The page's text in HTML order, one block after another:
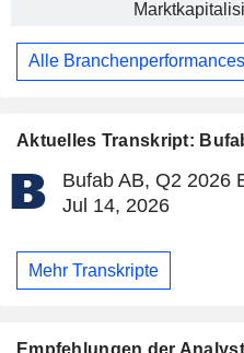
Aktuelles Transkript:
Bufab AB, Q2 2026
Jul 14, 2026
Mehr Transkripte
Alle